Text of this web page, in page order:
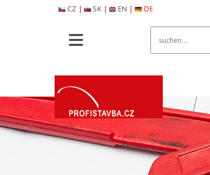
CZ | SK| EN | DE